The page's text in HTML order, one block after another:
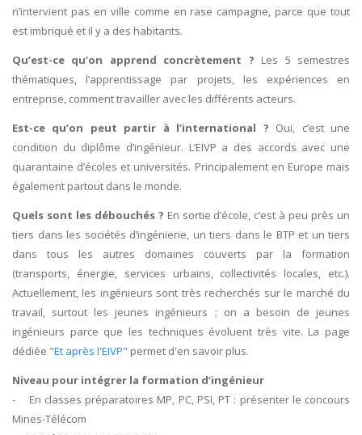
n’intervient pas en ville comme en rase campagne, parce que tout
est imbriqué et il y a des habitants.
Qu’est-ce qu’on apprend concrètement ? Les 5 semestres
thématiques, l’apprentissage par projets, les expériences en
entreprise, comment travailler avec les différents acteurs.
Est-ce qu’on peut partir à l’international ? Oui, c’est une
condition du diplôme d’ingénieur. L’EIVP a des accords avec une
quarantaine d’écoles et universités. Principalement en Europe mais
également partout dans le monde.
Quels sont les débouchés ? En sortie d’école, c’est à peu près un
tiers dans les sociétés d’ingénierie, un tiers dans le BTP et un tiers
dans tous les autres domaines couverts par la formation
(transports, énergie, services urbains, collectivités locales, etc.).
Actuellement, les ingénieurs sont très recherchés sur le marché du
travail, surtout les jeunes ingénieurs ; on a besoin de jeunes
ingénieurs parce que les techniques évoluent très vite. La page
dédiée "Et après l'EIVP" permet d'en savoir plus.
Niveau pour intégrer la formation d’ingénieur
- En classes préparatoires MP, PC, PSI, PT : présenter le concours
Mines-Télécom